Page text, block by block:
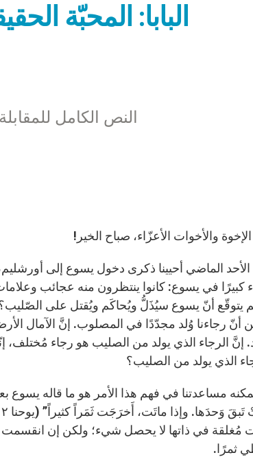
البابا: المحبّة
النص الكامل للمقابلة
الإخوة والأخوات الأعزّاء، صباح الخير!
الأحد الماضي أحيينا ذكرى دخول يسوع إلى
كبيرًا في يسوع: كانوا ينتظرون منه عجائب
يتوقّع أنّ يسوع سيُذَلُّ ويُحاكَم ويُقتل على الصّليب؟
أنّ رجاءنا وُلد مجدّدًا في المصلوب. إنَّ الآمال
إنَّ الرجاء الذي يولد من الصليب هو رجاء
الذي يولد من الصليب؟
مساعدتنا في فهم هذا الأمر هو ما قاله يسوع
مُغلقة في ذاتها لا يحصل شيء؛ ولكن إن انقسمت
ثمرًا.